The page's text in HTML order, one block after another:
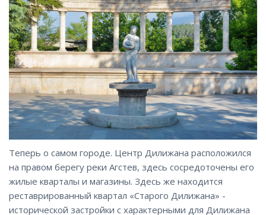
Теперь о самом городе. Центр Дилижана расположился
на правом берегу реки Агстев, здесь сосредоточены его
жилые кварталы и магазины. Здесь же находится
реставрированный квартал «Старого Дилижана» -
исторической застройки с характерными для Дилижана